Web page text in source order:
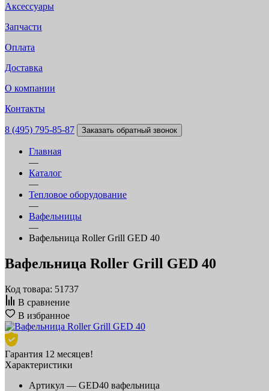
Аксессуары
Запчасти
Оплата
Доставка
О компании
Контакты
8 (495) 795-85-87 Заказать обратный звонок
Главная
—
Каталог
—
Тепловое оборудование
—
Вафельницы
—
Вафельница Roller Grill GED 40
Вафельница Roller Grill GED 40
Код товара: 51737
В сравнение
В избранное
Гарантия 12 месяцев!
Характеристики
Артикул — GED40 вафельница